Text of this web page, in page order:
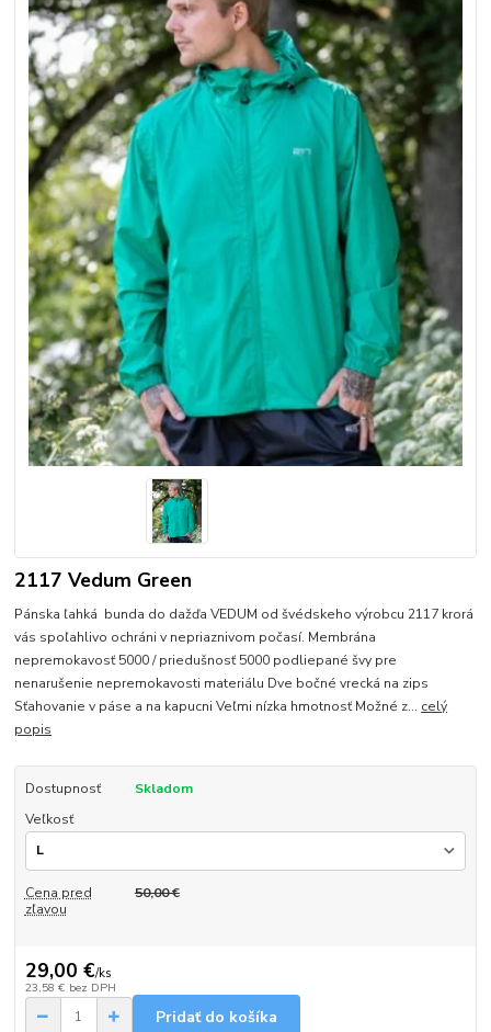
2117 Vedum Green
Pánska ľahká bunda do dažďa VEDUM od švédskeho výrobcu 2117 krorá
vás spoľahlivo ochráni v nepriaznivom počasí. Membrána
nepremokavosť 5000 / priedušnosť 5000 podliepané švy pre
nenarušenie nepremokavosti materiálu Dve bočné vrecká na zips
Sťahovanie v páse a na kapucni Veľmi nízka hmotnosť Možné z... celý
popis
Dostupnosť
Skladom
Veľkosť
Cena pred
zľavou
50,00 €
29,00 €/ks
23,58 € bez DPH
Pridať do košíka